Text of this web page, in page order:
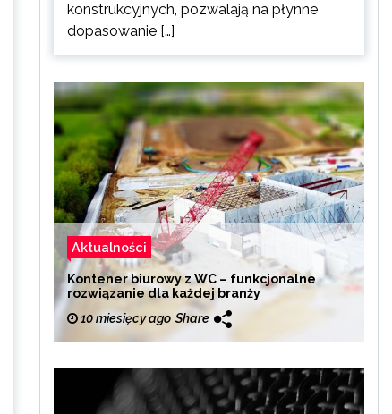
konstrukcyjnych, pozwalają na płynne
dopasowanie […]
Aktualności
Kontener biurowy z WC – funkcjonalne
rozwiązanie dla każdej branży
10 miesięcy ago Share